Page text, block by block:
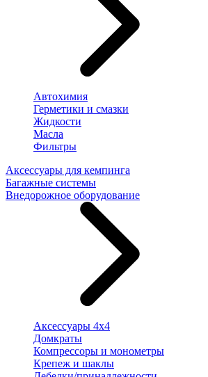
Автохимия
Герметики и смазки
Жидкости
Масла
Фильтры
Аксессуары для кемпинга
Багажные системы
Внедорожное оборудование
Аксессуары 4х4
Домкраты
Компрессоры и монометры
Крепеж и шаклы